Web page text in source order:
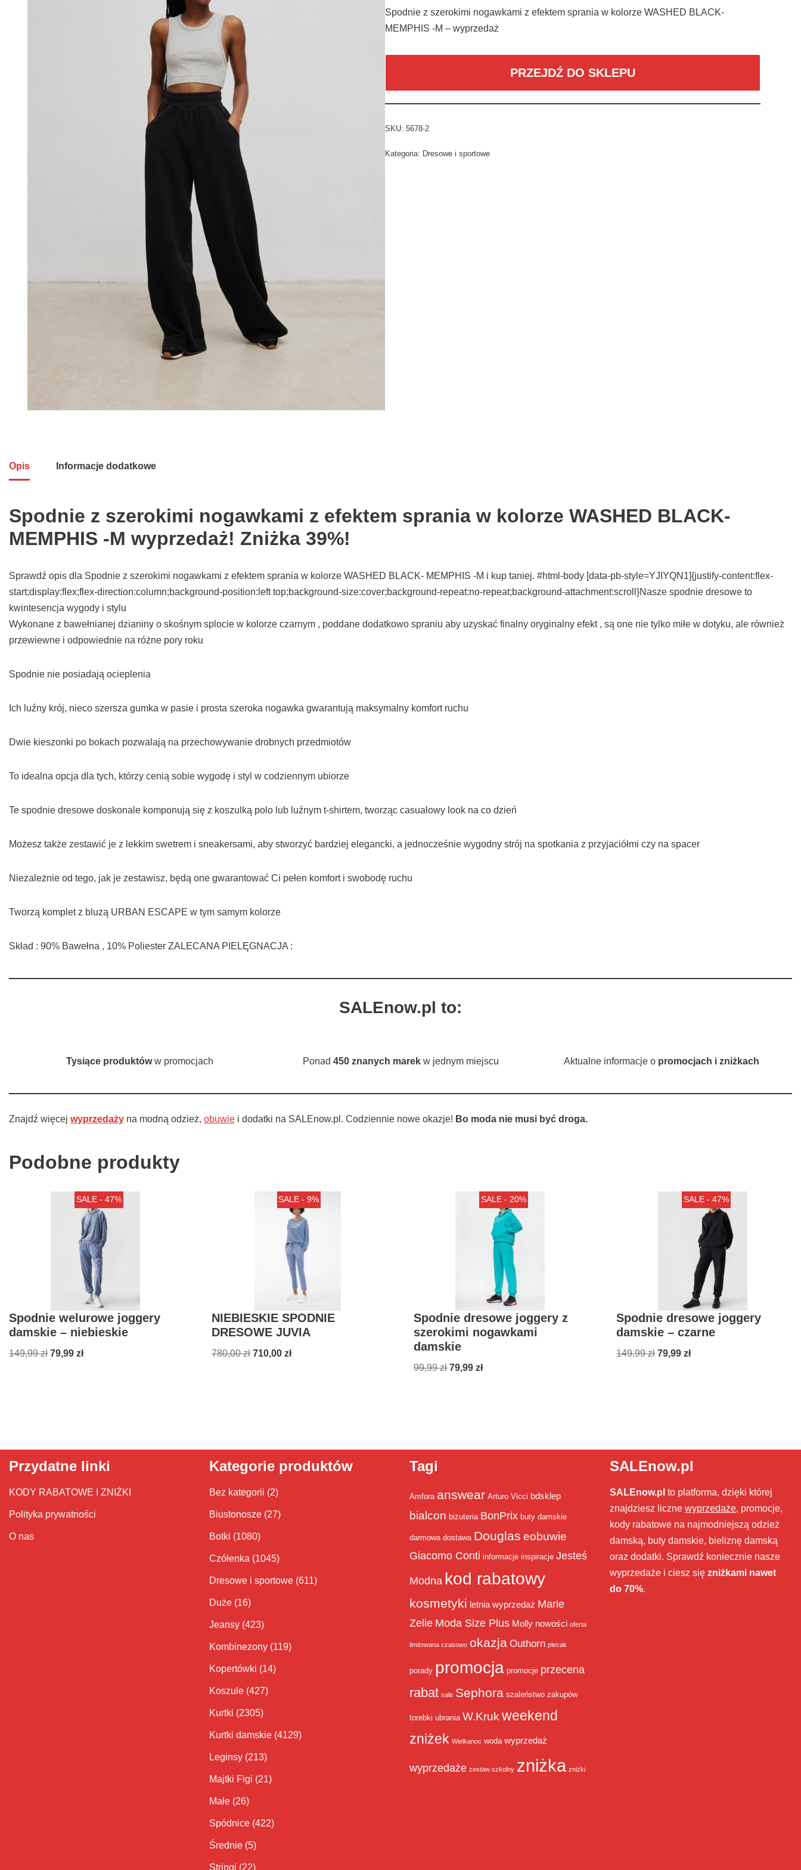
Spodnie z szerokimi nogawkami z efektem sprania w kolorze WASHED BLACK-
MEMPHIS -M – wyprzedaż
PRZEJDŹ DO SKLEPU
SKU: 5678-2
Kategoria: Dresowe i sportowe
Opis Informacje dodatkowe
Spodnie z szerokimi nogawkami z efektem sprania w kolorze WASHED BLACK-
MEMPHIS -M wyprzedaż! Zniżka 39%!
Sprawdź opis dla Spodnie z szerokimi nogawkami z efektem sprania w kolorze WASHED BLACK- MEMPHIS -M i kup taniej. #html-body [data-pb-style=YJIYQN1]{justify-content:flex-
start;display:flex;flex-direction:column;background-position:left top;background-size:cover;background-repeat:no-repeat;background-attachment:scroll}Nasze spodnie dresowe to
kwintesencja wygody i stylu
Wykonane z bawełnianej dzianiny o skośnym splocie w kolorze czarnym , poddane dodatkowo spraniu aby uzyskać finalny oryginalny efekt , są one nie tylko miłe w dotyku, ale również
przewiewne i odpowiednie na różne pory roku
Spodnie nie posiadają ocieplenia
Ich luźny krój, nieco szersza gumka w pasie i prosta szeroka nogawka gwarantują maksymalny komfort ruchu
Dwie kieszonki po bokach pozwalają na przechowywanie drobnych przedmiotów
To idealna opcja dla tych, którzy cenią sobie wygodę i styl w codziennym ubiorze
Te spodnie dresowe doskonale komponują się z koszulką polo lub luźnym t-shirtem, tworząc casualowy look na co dzień
Możesz także zestawić je z lekkim swetrem i sneakersami, aby stworzyć bardziej elegancki, a jednocześnie wygodny strój na spotkania z przyjaciółmi czy na spacer
Niezależnie od tego, jak je zestawisz, będą one gwarantować Ci pełen komfort i swobodę ruchu
Tworzą komplet z bluzą URBAN ESCAPE w tym samym kolorze
Skład : 90% Bawełna , 10% Poliester ZALECANA PIELĘGNACJA :
SALEnow.pl to:
Tysiące produktóww promocjach Ponad 450 znanych marekw jednym miejscu Aktualne informacje o promocjach i zniżkach
Znajdź więcej wyprzedaży na modną odzież, obuwie i dodatki na SALEnow.pl. Codziennie nowe okazje! Bo moda nie musi być droga.
Podobne produkty
SALE - 47%
Spodnie welurowe joggery
damskie – niebieskie
149,99zł 79,99 zł
SALE - 9%
NIEBIESKIE SPODNIE
DRESOWE JUVIA
780,00zł 710,00 zł
SALE - 20%
Spodnie dresowe joggery z
szerokimi nogawkami
damskie
99,99zł 79,99zł
SALE - 47%
Spodnie dresowe joggery
damskie – czarne
149,99zł 79,99 zł
Przydatne linki
KODY RABATOWE I ZNIŻKI
Polityka prywatności
O nas
Kategorie produktów
Bez kategorii (2)
Biustonosze (27)
Botki (1080)
Czółenka (1045)
Dresowe i sportowe (611)
Duże (16)
Jeansy (423)
Kombinezony (119)
Kopertówki (14)
Koszule (427)
Kurtki (2305)
Kurtki damskie (4129)
Leginsy (213)
Majtki Figi (21)
Małe (26)
Spódnice (422)
Średnie (5)
Stringi (22)
Tagi
Amfora answear Arturo Vicci bdsklep
bialcon biżuteria BonPrix buty damskie
darmowa dostawa Douglas eobuwie
Giacomo Conti informacje inspiracje Jesteś
Modna kod rabatowy
kosmetyki letnia wyprzedaż Marie
Zelie Moda Size Plus Molly nowości oferta
limitowana czasowo okazja Outhorn plecak
porady promocja promocje przecena
rabat sale Sephora szaleństwo zakupów
torebki ubrania W.Kruk weekend
zniżek Wielkanoc woda wyprzedaż
wyprzedaże zestaw szkolny zniżka zniżki
SALEnow.pl
SALEnow.pl to platforma, dzięki której
znajdziesz liczne wyprzedaże, promocje,
kody rabatowe na najmodniejszą odzież
damską, buty damskie, bieliznę damską
oraz dodatki. Sprawdź koniecznie nasze
wyprzedaże i ciesz się zniżkami nawet
do 70%.